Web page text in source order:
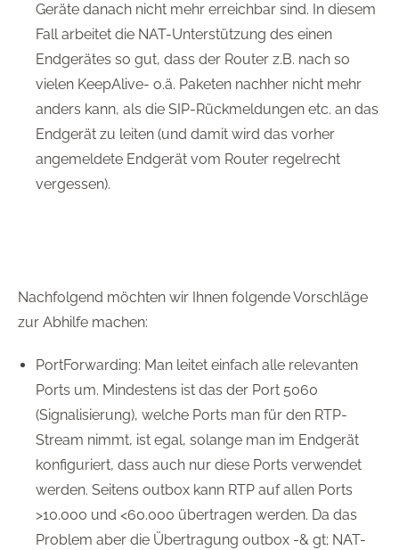
Geräte danach nicht mehr erreichbar sind. In diesem
Fall arbeitet die NAT-Unterstützung des einen
Endgerätes so gut, dass der Router z.B. nach so
vielen KeepAlive- o.ä. Paketen nachher nicht mehr
anders kann, als die SIP-Rückmeldungen etc. an das
Endgerät zu leiten (und damit wird das vorher
angemeldete Endgerät vom Router regelrecht
vergessen).
Nachfolgend möchten wir Ihnen folgende Vorschläge
zur Abhilfe machen:
PortForwarding: Man leitet einfach alle relevanten
Ports um. Mindestens ist das der Port 5060
(Signalisierung), welche Ports man für den RTP-
Stream nimmt, ist egal, solange man im Endgerät
konfiguriert, dass auch nur diese Ports verwendet
werden. Seitens outbox kann RTP auf allen Ports
>10.000 und <60.000 übertragen werden. Da das
Problem aber die Übertragung outbox -& gt; NAT-